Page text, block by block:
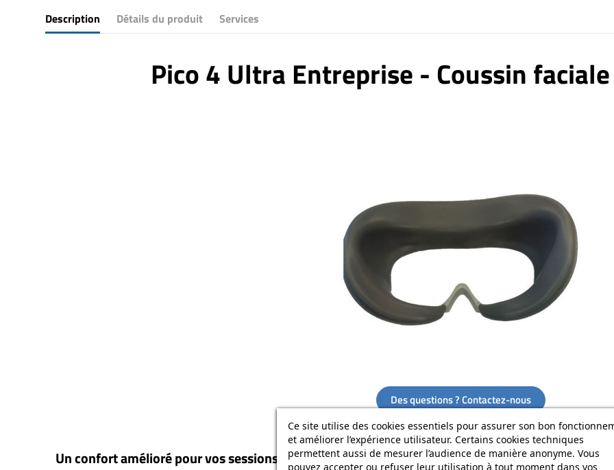
Ce site utilise des cookies essentiels pour assurer son bon
et améliorer l’expérience utilisateur. Certains cookies techniques
permettent aussi de mesurer l’audience de manière anonyme. Vous
pouvez accepter ou refuser leur utilisation à tout moment dans vos
Description Détails du produit Services
Pico 4 Ultra Entreprise - Coussin
Des questions ? Contactez-nous
Un confort amélioré pour vos sessions VR